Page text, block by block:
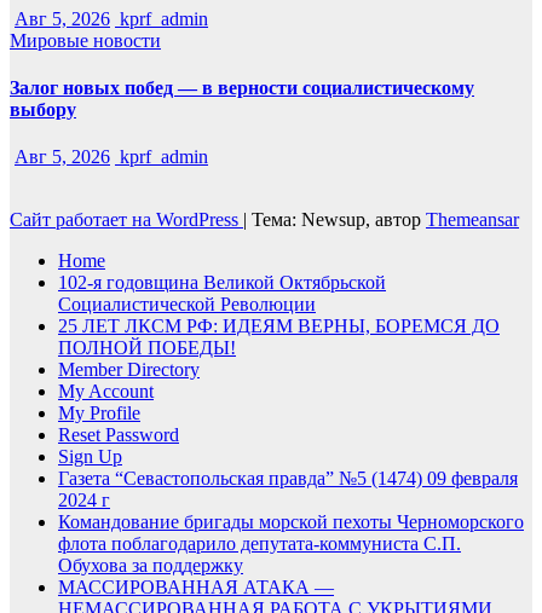
Авг 5, 2026 kprf_admin
Мировые новости
Залог новых побед — в верности социалистическому
выбору
Авг 5, 2026 kprf_admin
Сайт работает на WordPress | Тема: Newsup, автор Themeansar
Home
102-я годовщина Великой Октябрьской
Социалистической Революции
25 ЛЕТ ЛКСМ РФ: ИДЕЯМ ВЕРНЫ, БОРЕМСЯ ДО
ПОЛНОЙ ПОБЕДЫ!
Member Directory
My Account
My Profile
Reset Password
Sign Up
Газета “Севастопольская правда” №5 (1474) 09 февраля
2024 г
Командование бригады морской пехоты Черноморского
флота поблагодарило депутата-коммуниста С.П.
Обухова за поддержку
МАССИРОВАННАЯ АТАКА —
НЕМАССИРОВАННАЯ РАБОТА С УКРЫТИЯМИ